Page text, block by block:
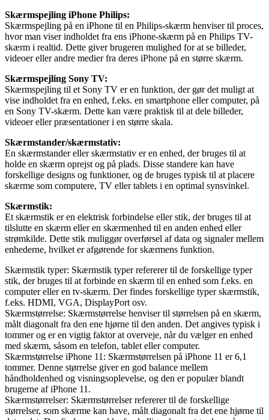
Skærmspejling iPhone Philips:
Skærmspejling på en iPhone til en Philips-skærm henviser til proces,
hvor man viser indholdet fra ens iPhone-skærm på en Philips TV-
skærm i realtid. Dette giver brugeren mulighed for at se billeder,
videoer eller andre medier fra deres iPhone på en større skærm.
Skærmspejling Sony TV:
Skærmspejling til et Sony TV er en funktion, der gør det muligt at
vise indholdet fra en enhed, f.eks. en smartphone eller computer, på
en Sony TV-skærm. Dette kan være praktisk til at dele billeder,
videoer eller præsentationer i en større skala.
Skærmstander/skærmstativ:
En skærmstander eller skærmstativ er en enhed, der bruges til at
holde en skærm oprejst og på plads. Disse standere kan have
forskellige designs og funktioner, og de bruges typisk til at placere
skærme som computere, TV eller tablets i en optimal synsvinkel.
Skærmstik:
Et skærmstik er en elektrisk forbindelse eller stik, der bruges til at
tilslutte en skærm eller en skærmenhed til en anden enhed eller
strømkilde. Dette stik muliggør overførsel af data og signaler mellem
enhederne, hvilket er afgørende for skærmens funktion.
Skærmstik typer: Skærmstik typer refererer til de forskellige typer
stik, der bruges til at forbinde en skærm til en enhed som f.eks. en
computer eller en tv-skærm. Der findes forskellige typer skærmstik,
f.eks. HDMI, VGA, DisplayPort osv.
Skærmstørrelse: Skærmstørrelse henviser til størrelsen på en skærm,
målt diagonalt fra den ene hjørne til den anden. Det angives typisk i
tommer og er en vigtig faktor at overveje, når du vælger en enhed
med skærm, såsom en telefon, tablet eller computer.
Skærmstørrelse iPhone 11: Skærmstørrelsen på iPhone 11 er 6,1
tommer. Denne størrelse giver en god balance mellem
håndholdenhed og visningsoplevelse, og den er populær blandt
brugerne af iPhone 11.
Skærmstørrelser: Skærmstørrelser refererer til de forskellige
størrelser, som skærme kan have, målt diagonalt fra det ene hjørne til